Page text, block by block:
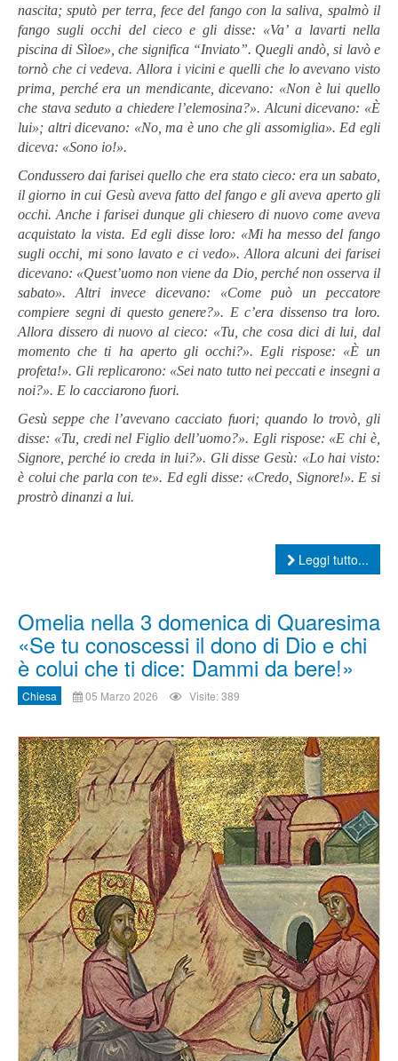
nascita; sputò per terra, fece del fango con la saliva, spalmò il
fango sugli occhi del cieco e gli disse: «Va’ a lavarti nella
piscina di Sìloe», che significa “Inviato”. Quegli andò, si lavò e
tornò che ci vedeva. Allora i vicini e quelli che lo avevano visto
prima, perché era un mendicante, dicevano: «Non è lui quello
che stava seduto a chiedere l’elemosina?». Alcuni dicevano: «È
lui»; altri dicevano: «No, ma è uno che gli assomiglia». Ed egli
diceva: «Sono io!».
Condussero dai farisei quello che era stato cieco: era un sabato,
il giorno in cui Gesù aveva fatto del fango e gli aveva aperto gli
occhi. Anche i farisei dunque gli chiesero di nuovo come aveva
acquistato la vista. Ed egli disse loro: «Mi ha messo del fango
sugli occhi, mi sono lavato e ci vedo». Allora alcuni dei farisei
dicevano: «Quest’uomo non viene da Dio, perché non osserva il
sabato». Altri invece dicevano: «Come può un peccatore
compiere segni di questo genere?». E c’era dissenso tra loro.
Allora dissero di nuovo al cieco: «Tu, che cosa dici di lui, dal
momento che ti ha aperto gli occhi?». Egli rispose: «È un
profeta!». Gli replicarono: «Sei nato tutto nei peccati e insegni a
noi?». E lo cacciarono fuori.
Gesù seppe che l’avevano cacciato fuori; quando lo trovò, gli
disse: «Tu, credi nel Figlio dell’uomo?». Egli rispose: «E chi è,
Signore, perché io creda in lui?». Gli disse Gesù: «Lo hai visto:
è colui che parla con te». Ed egli disse: «Credo, Signore!». E si
prostrò dinanzi a lui.
Leggi tutto...
Omelia nella 3 domenica di Quaresima
«Se tu conoscessi il dono di Dio e chi
è colui che ti dice: Dammi da bere!»
Chiesa 05 Marzo 2026 Visite: 389